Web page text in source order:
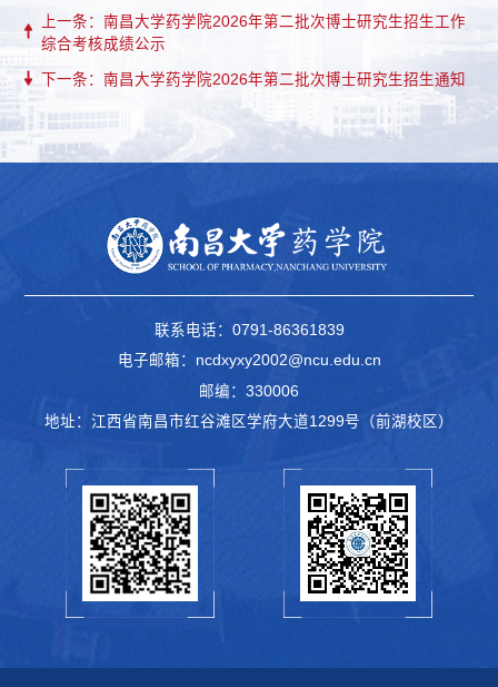
上一条：南昌大学药学院2026年第二批次博士研究生招生工作
综合考核成绩公示
下一条：南昌大学药学院2026年第二批次博士研究生招生通知
联系电话：0791-86361839
电子邮箱：ncdxyxy2002@ncu.edu.cn
邮编：330006
地址：江西省南昌市红谷滩区学府大道1299号（前湖校区）